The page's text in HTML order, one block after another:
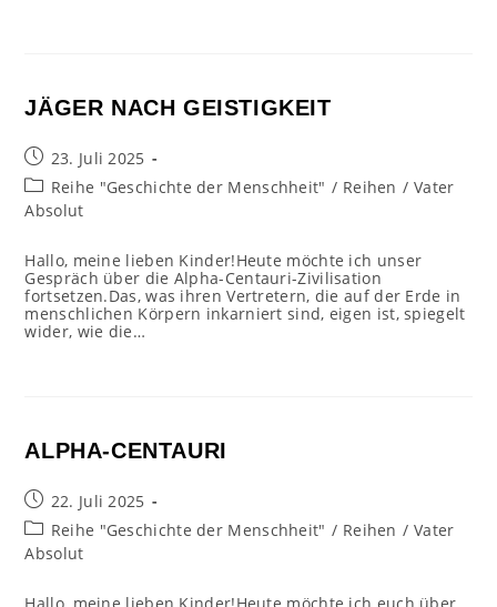
JÄGER NACH GEISTIGKEIT
Beitrag
veröffentlicht:
23. Juli 2025
Beitrags-
Kategorie:
Reihe "Geschichte der Menschheit" / Reihen / Vater
Absolut
Hallo, meine lieben Kinder!Heute möchte ich unser
Gespräch über die Alpha-Centauri-Zivilisation
fortsetzen.Das, was ihren Vertretern, die auf der Erde in
menschlichen Körpern inkarniert sind, eigen ist, spiegelt
wider, wie die…
ALPHA-CENTAURI
Beitrag
veröffentlicht:
22. Juli 2025
Beitrags-
Kategorie:
Reihe "Geschichte der Menschheit" / Reihen / Vater
Absolut